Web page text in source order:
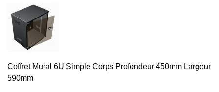
Coffret Mural 6U Simple Corps Profondeur 450mm Largeur
590mm